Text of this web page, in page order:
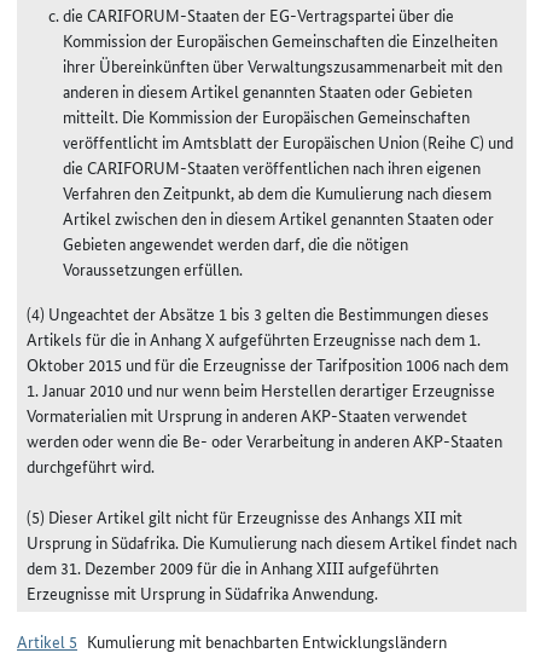
die CARIFORUM-Staaten der EG-Vertragspartei über die
Kommission der Europäischen Gemeinschaften die Einzelheiten
ihrer Übereinkünften über Verwaltungszusammenarbeit mit den
anderen in diesem Artikel genannten Staaten oder Gebieten
mitteilt. Die Kommission der Europäischen Gemeinschaften
veröffentlicht im Amtsblatt der Europäischen Union (Reihe C) und
die CARIFORUM-Staaten veröffentlichen nach ihren eigenen
Verfahren den Zeitpunkt, ab dem die Kumulierung nach diesem
Artikel zwischen den in diesem Artikel genannten Staaten oder
Gebieten angewendet werden darf, die die nötigen
Voraussetzungen erfüllen.
(4) Ungeachtet der Absätze 1 bis 3 gelten die Bestimmungen dieses
Artikels für die in Anhang X aufgeführten Erzeugnisse nach dem 1.
Oktober 2015 und für die Erzeugnisse der Tarifposition 1006 nach dem
1. Januar 2010 und nur wenn beim Herstellen derartiger Erzeugnisse
Vormaterialien mit Ursprung in anderen AKP-Staaten verwendet
werden oder wenn die Be- oder Verarbeitung in anderen AKP-Staaten
durchgeführt wird.
(5) Dieser Artikel gilt nicht für Erzeugnisse des Anhangs XII mit
Ursprung in Südafrika. Die Kumulierung nach diesem Artikel findet nach
dem 31. Dezember 2009 für die in Anhang XIII aufgeführten
Erzeugnisse mit Ursprung in Südafrika Anwendung.
Artikel 5 Kumulierung mit benachbarten Entwicklungsländern